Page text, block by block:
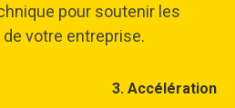
pour soutenir les
votre entreprise.
3. Accélération